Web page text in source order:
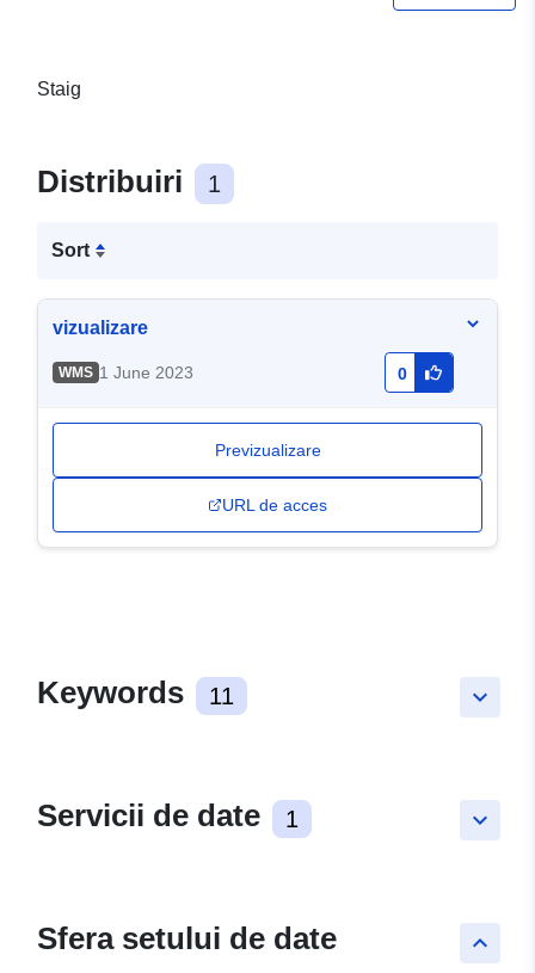
Staig
Distribuiri 1
Sort
vizualizare
WMS 1 June 2023 0
Previzualizare
URL de acces
keyboard_arrow_down
Keywords 11
keyboard_arrow_down
Servicii de date 1
keyboard_arrow_up
Sfera setului de date